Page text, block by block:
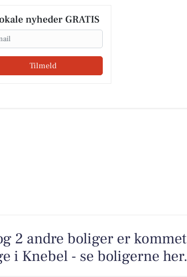
nyheder GRATIS
Tilmeld
2 andre boliger er kommet
i Knebel - se boligerne her.